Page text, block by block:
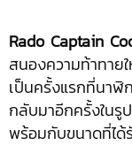
Rado Captain
สนองความท้าทา
เป็นครั้งแรกที่นาฬิ
กลับมาอีกครั้งในรู
พร้อมกับขนาดที่ได้